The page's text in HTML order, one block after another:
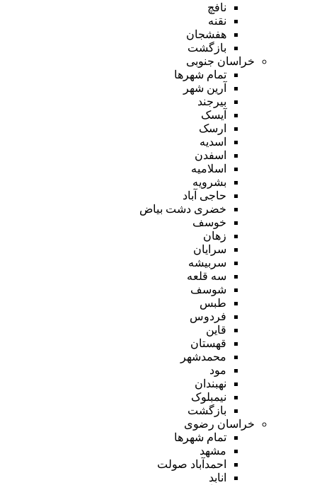
نافچ
نقنه
هفشجان
بازگشت
خراسان جنوبی
تمام شهر‌ها
آرین شهر
بیرجند
آیسک
ارسک
اسدیه
اسفدن
اسلامیه
بشرویه
حاجی آباد
خضری دشت بیاض
خوسف
زهان
سرایان
سربیشه
سه قلعه
شوسف
طبس
فردوس
قاین
قهستان
محمدشهر
مود
نهبندان
نیمبلوک
بازگشت
خراسان رضوی
تمام شهر‌ها
مشهد
احمدآباد صولت
انابد